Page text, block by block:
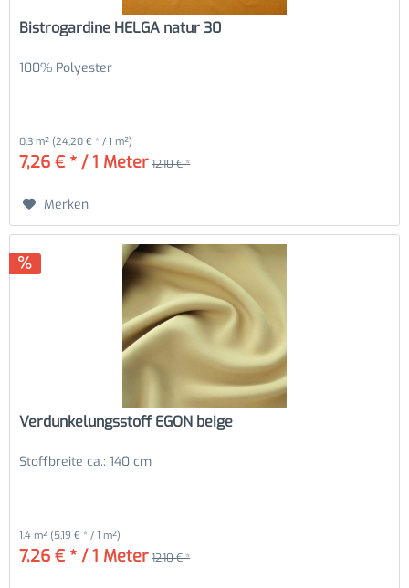
Bistrogardine HELGA natur 30
100% Polyester
0.3 m² (24,20 € * / 1 m²)
7,26 € * / 1 Meter 12,10 € *
Merken
Verdunkelungsstoff EGON beige
Stoffbreite ca.: 140 cm
1.4 m² (5,19 € * / 1 m²)
7,26 € * / 1 Meter 12,10 € *